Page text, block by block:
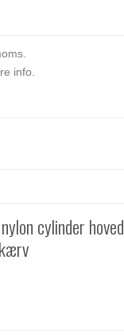
info.
cylinder hoved